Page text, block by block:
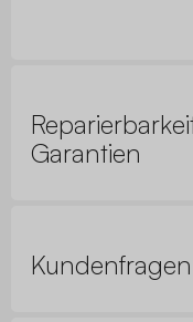
Garantien
Kundenfragen